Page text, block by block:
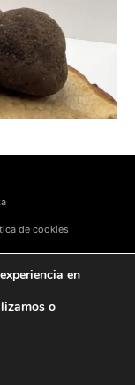
de cookies
en
o